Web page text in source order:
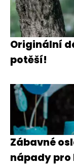
Originální
potěší!
Zábavné
nápady pro